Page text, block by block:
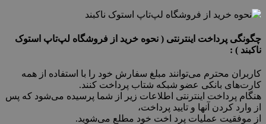
چگونگی پرداخت اینترنتی ( نحوه خرید از فروشگاه لپ‌تاپ استوک
ناکبند ) :
کاربران محترم می‌توانند مبلغ سفارش خود را با استفاده از همه
کارت‌های بانکی عضو شبکه شتاب پرداخت کنند.
هنگام پرداخت اینترنتی اطلاعات زیر از شما پرسیده می‌شود که پس
از وارد کردن آنها و تایید پرداخت،
از موفقیت عملیات پرد اخت خود مطلع می‌شوید.